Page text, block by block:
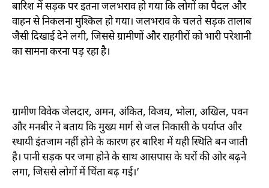
बारिश में सड़क पर इतना जलभराव हो गया कि लोगों का पैदल और
वाहन से निकलना मुश्किल हो गया। जलभराव के चलते सड़क तालाब
जैसी दिखाई देने लगी, जिससे ग्रामीणों और राहगीरों को भारी परेशानी
का सामना करना पड़ रहा है।
ग्रामीण विवेक जेलदार, अमन, अंकित, विजय, भोला, अखिल, पवन
और मनबीर ने बताय कि मुख्य मार्ग से जल निकासी के पर्याप्त और
स्थायी इंतजाम नहीं होने के कारण हर बारिश में यही स्थिति बन जाती
है। पानी सड़क पर जमा होने के साथ आसपास के घरों की ओर बढ़ने
लगा, जिससे लोगों में चिंता बढ़ गई।’